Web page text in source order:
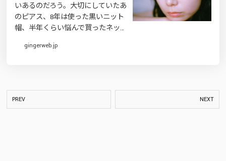
いあるのだろう。大切にしていたあ
のピアス、8年は使った黒いニット
帽、半年くらい悩んで買ったネッ…
gingerweb.jp
PREV NEXT